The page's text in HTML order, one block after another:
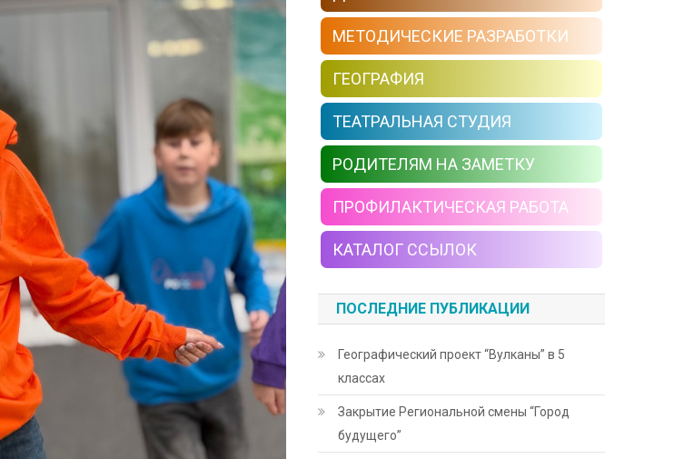
МЕТОДИЧЕСКИЕ РАЗРАБОТКИ
ГЕОГРАФИЯ
ТЕАТРАЛЬНАЯ СТУДИЯ
РОДИТЕЛЯМ НА ЗАМЕТКУ
ПРОФИЛАКТИЧЕСКАЯ РАБОТА
КАТАЛОГ ССЫЛОК
ПОСЛЕДНИЕ ПУБЛИКАЦИИ
Географический проект “Вулканы” в 5
классах
Закрытие Региональной смены “Город
будущего”